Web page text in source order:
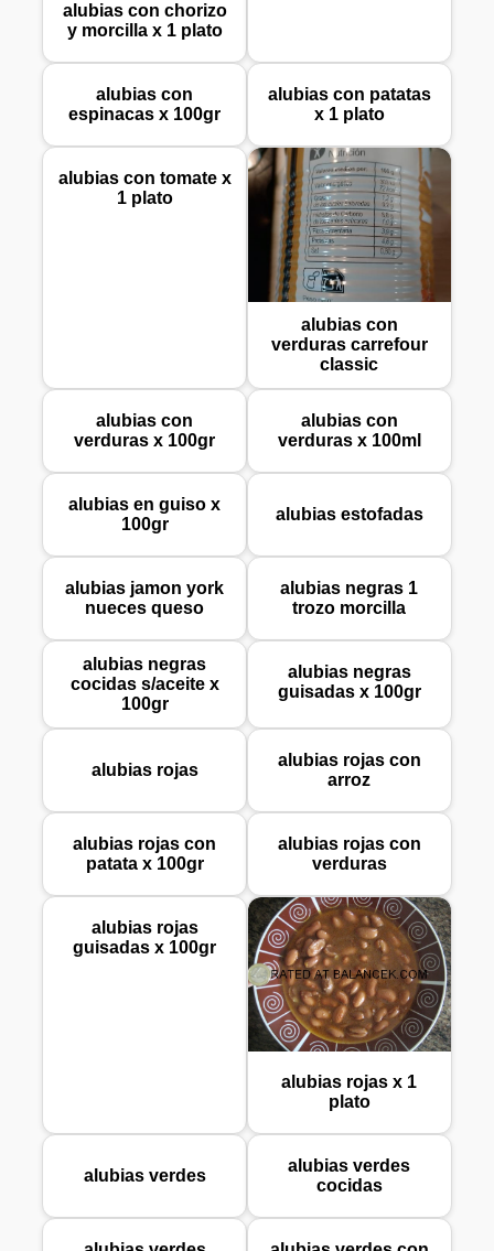
alubias con chorizo
y morcilla x 1 plato
alubias con
espinacas x 100gr
alubias con patatas
x 1 plato
alubias con tomate x
1 plato
alubias con
verduras carrefour
classic
alubias con
verduras x 100gr
alubias con
verduras x 100ml
alubias en guiso x
100gr
alubias estofadas
alubias jamon york
nueces queso
alubias negras 1
trozo morcilla
alubias negras
cocidas s/aceite x
100gr
alubias negras
guisadas x 100gr
alubias rojas
alubias rojas con
arroz
alubias rojas con
patata x 100gr
alubias rojas con
verduras
alubias rojas
guisadas x 100gr
alubias rojas x 1
plato
alubias verdes
alubias verdes
cocidas